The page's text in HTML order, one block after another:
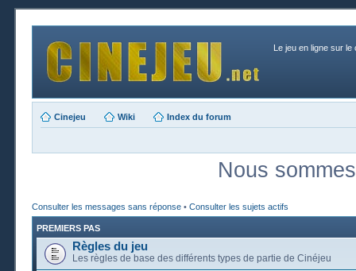
Le jeu en ligne sur le
Cinejeu Wiki Index du forum
Nous
Consulter les messages sans réponse • Consulter les sujets actifs
PREMIERS PAS
Règles du jeu
Les règles de base des différents types de partie de Cinéjeu